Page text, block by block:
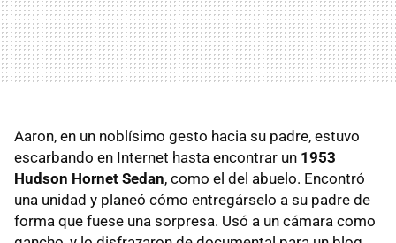
Aaron, en un noblísimo gesto hacia su padre, estuvo
escarbando en Internet hasta encontrar un 1953
Hudson Hornet Sedan, como el del abuelo. Encontró
una unidad y planeó cómo entregárselo a su padre de
forma que fuese una sorpresa. Usó a un cámara como